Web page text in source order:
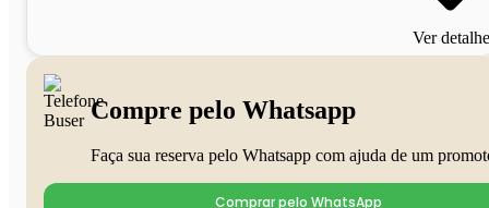
Ver
Compre pelo Whatsapp
Faça sua reserva pelo Whatsapp com ajuda de um
Comprar pelo WhatsApp